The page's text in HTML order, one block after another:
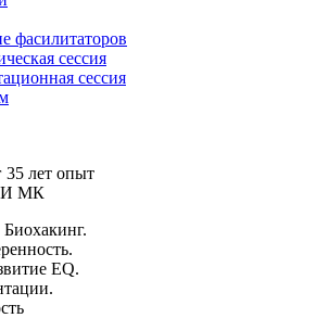
фасилитаторов
сессия
сессия
35 лет опыт
И МК
EQ.